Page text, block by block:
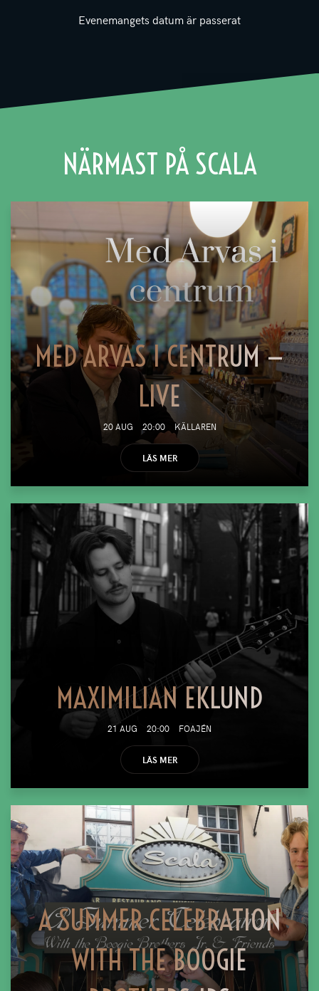
Evenemangets datum är passerat
NÄRMAST PÅ SCALA
MED ARVAS I CENTRUM —
LIVE
20 AUG 20:00 KÄLLAREN
LÄS MER
MAXIMILIAN EKLUND
21 AUG 20:00 FOAJÉN
LÄS MER
A SUMMER CELEBRATION
WITH THE BOOGIE